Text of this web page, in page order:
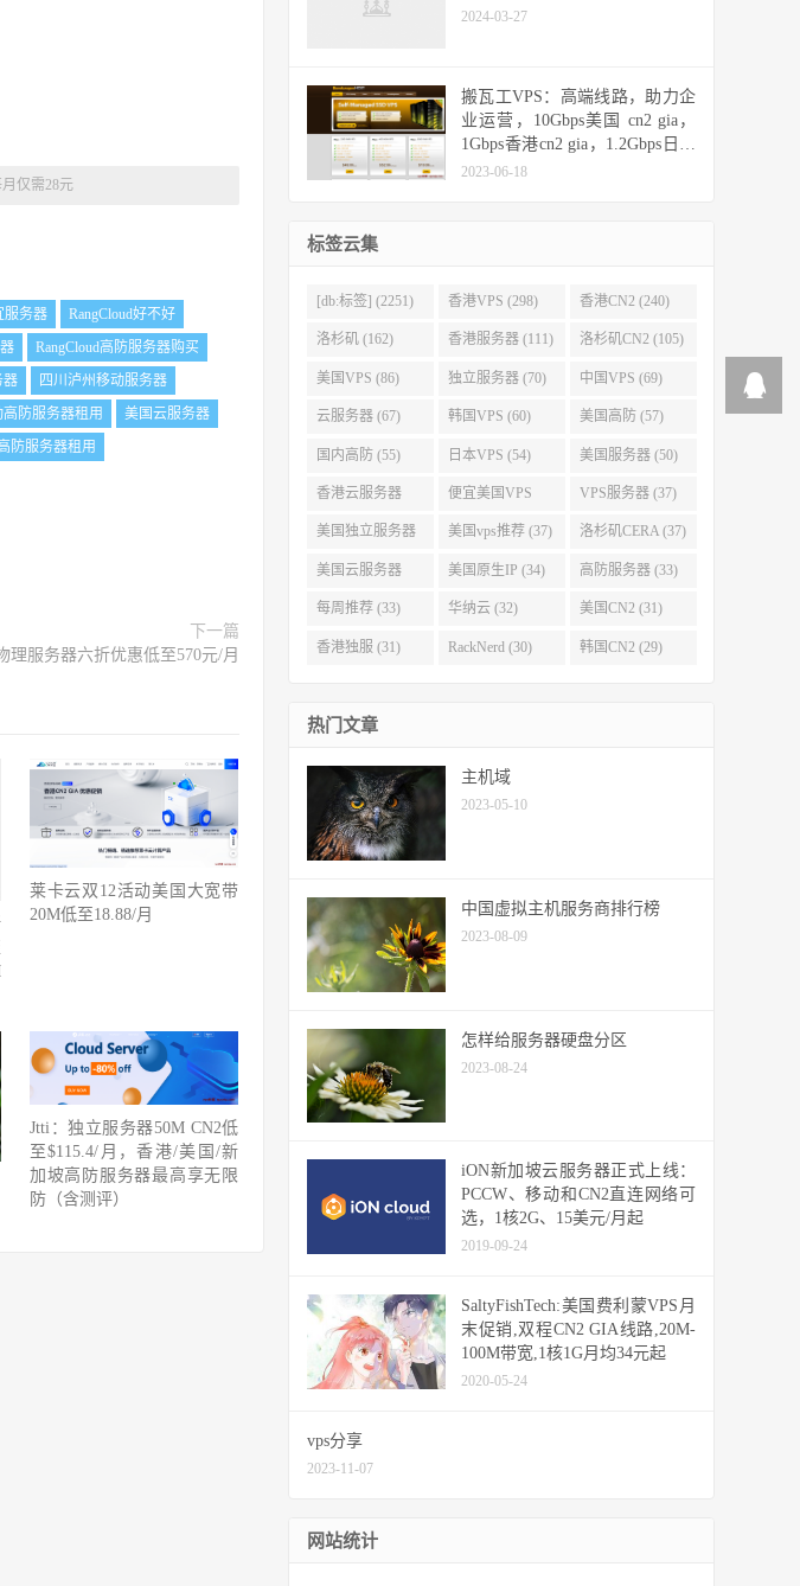
仅需28元
服务器
RangCloud好不好
RangCloud高防服务器购买
器
四川泸州移动服务器
高防服务器租用
美国云服务器
防服务器租用
下一篇
理服务器六折优惠低至570元/月
莱卡云双12活动美国大宽带
20M低至18.88/月
Jtti：独立服务器50M CN2低
至$115.4/月，香港/美国/新
加坡高防服务器最高享无限
防（含测评）
2024-03-27
搬瓦工VPS：高端线路，助力企
业运营，10Gbps美国 cn2 gia，
1Gbps香港cn2 gia，1.2Gbps日本
cn2 gia，10Gbps日本软银
2023-06-18
标签云集
[db:标签] (2251) 香港VPS (298) 香港CN2 (240)
洛杉矶 (162) 香港服务器 (111) 洛杉矶CN2 (105)
美国VPS (86) 独立服务器 (70) 中国VPS (69)
云服务器 (67) 韩国VPS (60) 美国高防 (57)
国内高防 (55) 日本VPS (54) 美国服务器 (50)
香港云服务器
(40)
便宜美国VPS
(38)
VPS服务器 (37)
美国独立服务器
(37)
美国vps推荐 (37) 洛杉矶CERA (37)
美国云服务器
(34)
美国原生IP (34) 高防服务器 (33)
每周推荐 (33) 华纳云 (32) 美国CN2 (31)
香港独服 (31) RackNerd (30) 韩国CN2 (29)
热门文章
主机域
2023-05-10
中国虚拟主机服务商排行榜
2023-08-09
怎样给服务器硬盘分区
2023-08-24
iON新加坡云服务器正式上线：
PCCW、移动和CN2直连网络可
选，1核2G、15美元/月起
2019-09-24
SaltyFishTech:美国费利蒙VPS月
末促销,双程CN2 GIA线路,20M-
100M带宽,1核1G月均34元起
2020-05-24
vps分享
2023-11-07
网站统计